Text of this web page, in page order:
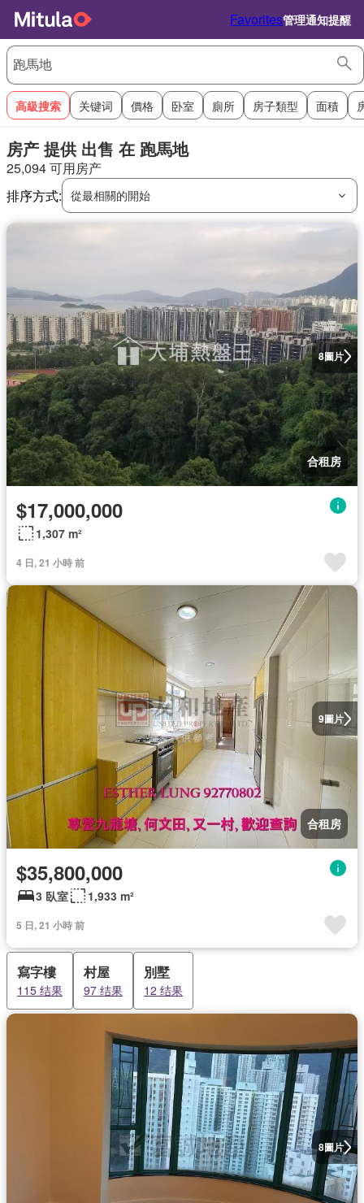
Favorites管理通知提醒
高級搜索 关键词 價格 卧室 廁所 房子類型 面積
房产 提供 出售 在 跑馬地
25,094 可用房产
排序方式: 從最相關的開始
8圖片
合租房
$17,000,000
1,307 m²
4 日, 21 小時 前
9圖片
合租房
$35,800,000
3 臥室 1,933 m²
5 日, 21 小時 前
寫字樓
115 结果
村屋
97 结果
別墅
12 结果
8圖片